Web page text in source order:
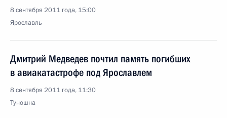
8 сентября 2011 года, 15:00
Ярославль
Дмитрий Медведев почтил память погибших
в авиакатастрофе под Ярославлем
8 сентября 2011 года, 11:30
Туношна